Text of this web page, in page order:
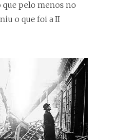
pelo menos no
o que foi a II